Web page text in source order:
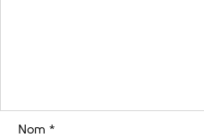
Nom *